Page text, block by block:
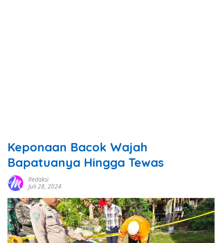
Keponaan Bacok Wajah
Bapatuanya Hingga Tewas
Redaksi
Juli 28, 2024